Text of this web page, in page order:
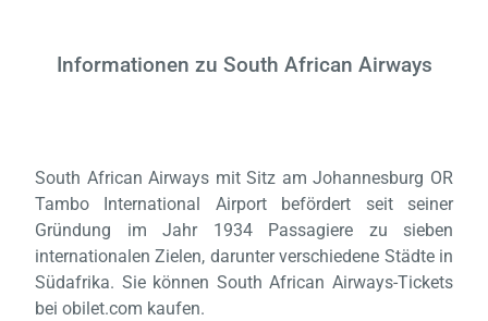
Informationen zu South African Airways
South African Airways mit Sitz am Johannesburg OR
Tambo International Airport befördert seit seiner
Gründung im Jahr 1934 Passagiere zu sieben
internationalen Zielen, darunter verschiedene Städte in
Südafrika. Sie können South African Airways-Tickets
bei obilet.com kaufen.